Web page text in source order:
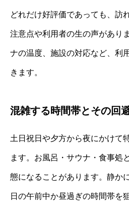
どれだけ好評価であっても、訪
注意点や利用者の生の声があり
ナの温度、施設の対応など、利
きます。
混雑する時間帯とその回
土日祝日や夕方から夜にかけて
ます。お風呂・サウナ・食事処
態になることがあります。静か
日の午前中か昼過ぎの時間帯を